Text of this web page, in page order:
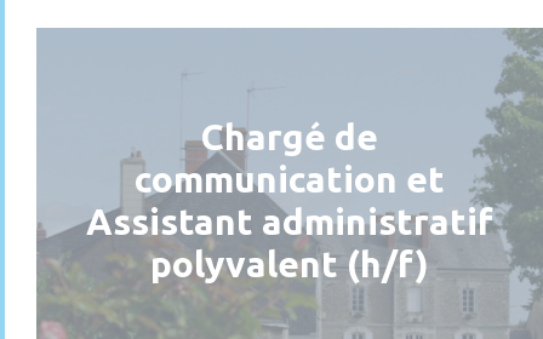
Chargé de
communication et
Assistant administratif
polyvalent (h/f)